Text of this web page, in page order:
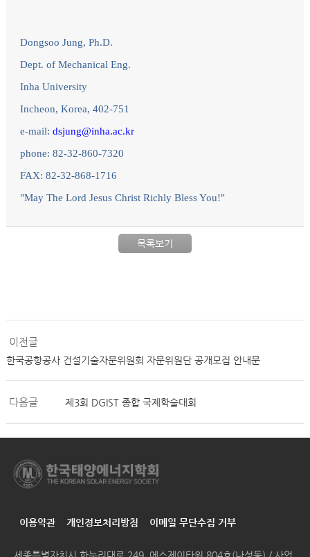
Dongsoo Jung, Ph.D.
Dept. of Mechanical Eng.
Inha University
Incheon, Korea, 402-751
e-mail: dsjung@inha.ac.kr
phone: 82-32-860-7320
FAX: 82-32-868-1716
"May The Lord Jesus Christ Richly Bless You!"
목록보기
이전글
한국공항공사 건설기술자문위원회 자문위원단 공개모집 안내문
다음글 제3회 DGIST 종합 국제학술대회
이용약관 개인정보처리방침 이메일 무단수집 거부